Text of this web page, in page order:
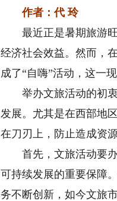
作者：代 玲
最近正是暑期旅游旺
经济社会效益。然而，
成了“自嗨”活动，这一
举办文旅活动的初衷
发展。尤其是在西部地
在刀刃上，防止造成资源
首先，文旅活动要办
可持续发展的重要保障
务不断创新，如今文旅